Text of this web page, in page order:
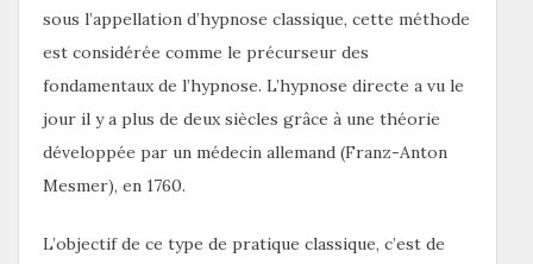
sous l’appellation d’hypnose classique, cette méthode
est considérée comme le précurseur des
fondamentaux de l’hypnose. L’hypnose directe a vu le
jour il y a plus de deux siècles grâce à une théorie
développée par un médecin allemand (Franz-Anton
Mesmer), en 1760.
L’objectif de ce type de pratique classique, c’est de